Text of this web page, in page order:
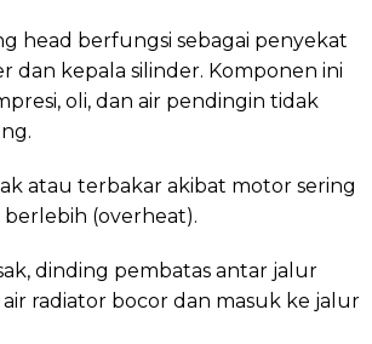
head berfungsi sebagai penyekat
dan kepala silinder. Komponen ini
oli, dan air pendingin tidak
atau terbakar akibat motor sering
berlebih (overheat).
dinding pembatas antar jalur
radiator bocor dan masuk ke jalur